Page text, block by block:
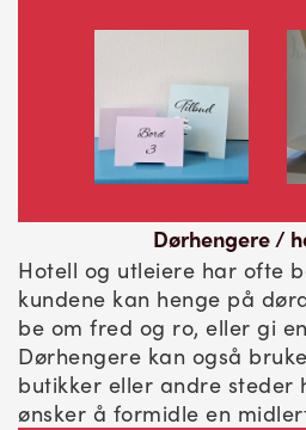
Dørhengere /
Hotell og utleiere har ofte
kundene kan henge på
be om fred og ro, eller gi
Dørhengere kan også
butikker eller andre steder
ønsker å formidle en